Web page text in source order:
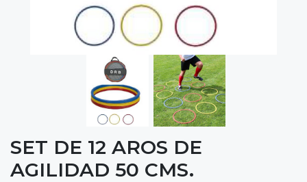
SET DE 12 AROS DE
AGILIDAD 50 CMS.